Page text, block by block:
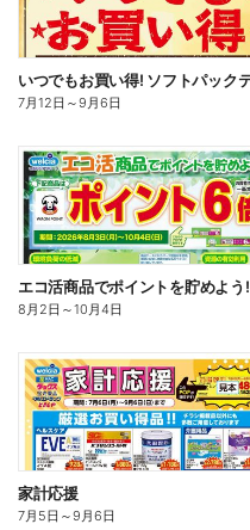
7月12日 ～9月6日
エコ活商品でポイントを貯めよう!
8月2日 ～10月4日
家計応援
7月5日 ～9月6日